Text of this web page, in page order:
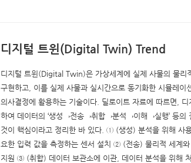
디지털 트윈(Digital Twin) Trend
디지털 트윈(Digital Twin)은 가상세계에 실제 사물의 물
구현하고, 이를 실제 사물과 실시간으로 동기화한 시뮬레
의사결정에 활용하는 기술이다. 딜로이트 자료에 따르면,
하여 데이터의 ‘생성→전송→취합→분석→이해→실행’ 등의
것이 핵심이라고 정리한 바 있다. ① (생성) 분석을 위해 사
요한 입력 값을 측정하는 센서 설치 ② (전송) 물리적 세계
지원 ③ (취합) 데이터 보관소에 이관, 데이터 분석을 위해